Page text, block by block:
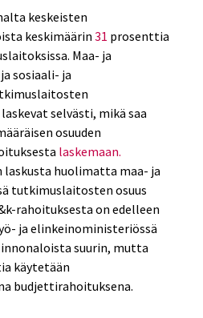
keskeisten
keskimäärin 31 prosenttia
Maa- ja
sosiaali- ja
selvästi, mikä saa
osuuden
laskemaan.
laskusta huolimatta maa- ja
tutkimuslaitosten osuus
rahoituksesta on edelleen
ja elinkeinoministeriössä
suurin, mutta
käytetään
budjettirahoituksena.